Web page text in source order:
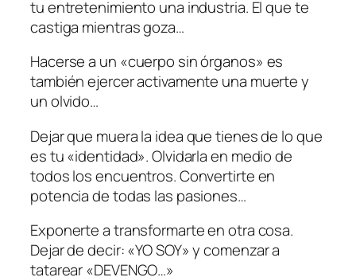
tu entretenimiento una industria. El que te
castiga mientras goza…
Hacerse a un «cuerpo sin órganos» es
también ejercer activamente una muerte y
un olvido…
Dejar que muera la idea que tienes de lo que
es tu «identidad». Olvidarla en medio de
todos los encuentros. Convertirte en
potencia de todas las pasiones…
Exponerte a transformarte en otra cosa.
Dejar de decir: «YO SOY» y comenzar a
tatarear «DEVENGO…»